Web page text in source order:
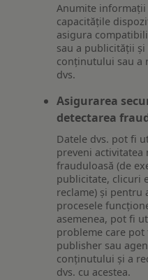
Anumite informații
capacitățile
asigura
sau a publicității
conținutului sau a
dvs.
Asigurarea
detectarea
Datele dvs. pot fi
preveni
frauduloasă (de
publicitate, clicuri
reclame) și pentru
procesele
asemenea, pot fi
probleme care
publisher sau
conținutului și a
dvs. cu acestea.